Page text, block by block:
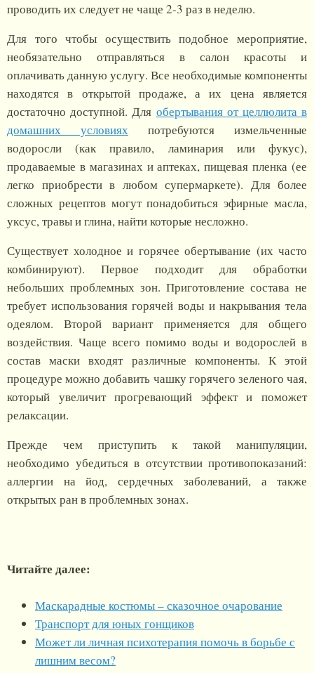
проводить их следует не чаще 2-3 раз в неделю.
Для того чтобы осуществить подобное мероприятие,
необязательно отправляться в салон красоты и
оплачивать данную услугу. Все необходимые компоненты
находятся в открытой продаже, а их цена является
достаточно доступной. Для обертывания от целлюлита в
домашних условиях потребуются измельченные
водоросли (как правило, ламинария или фукус),
продаваемые в магазинах и аптеках, пищевая пленка (ее
легко приобрести в любом супермаркете). Для более
сложных рецептов могут понадобиться эфирные масла,
уксус, травы и глина, найти которые несложно.
Существует холодное и горячее обертывание (их часто
комбинируют). Первое подходит для обработки
небольших проблемных зон. Приготовление состава не
требует использования горячей воды и накрывания тела
одеялом. Второй вариант применяется для общего
воздействия. Чаще всего помимо воды и водорослей в
состав маски входят различные компоненты. К этой
процедуре можно добавить чашку горячего зеленого чая,
который увеличит прогревающий эффект и поможет
релаксации.
Прежде чем приступить к такой манипуляции,
необходимо убедиться в отсутствии противопоказаний:
аллергии на йод, сердечных заболеваний, а также
открытых ран в проблемных зонах.
Читайте далее:
Маскарадные костюмы – сказочное очарование
Транспорт для юных гонщиков
Может ли личная психотерапия помочь в борьбе с
лишним весом?